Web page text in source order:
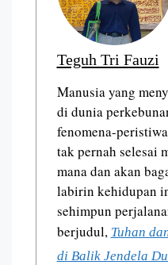
Teguh Tri Fauzi
Manusia yang
di dunia
fenomena-
tak pernah selesai
mana dan akan
labirin kehidupan
sehimpun
berjudul, Tuhan
di Balik Jendela